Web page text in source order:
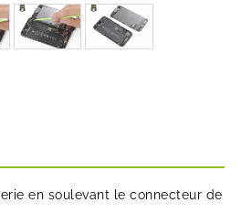
en soulevant le connecteur de